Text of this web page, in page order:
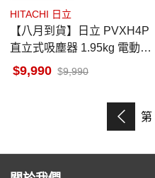
HITACHI 日立
【八月到貨】日立 PVXH4P
直立式吸塵器 1.95kg 電動自
走 LED灰塵探照燈 無線吸塵
9,990 9,990
第